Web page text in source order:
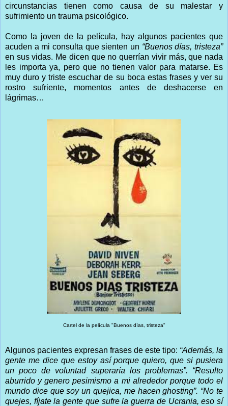
circunstancias tienen como causa de su malestar y
sufrimiento un trauma psicológico.
Como la joven de la película, hay algunos pacientes que
acuden a mi consulta que sienten un “Buenos días, tristeza”
en sus vidas. Me dicen que no querrían vivir más, que nada
les importa ya, pero que no tienen valor para matarse. Es
muy duro y triste escuchar de su boca estas frases y ver su
rostro sufriente, momentos antes de deshacerse en
lágrimas…
Cartel de la película "Buenos días, tristeza"
Algunos pacientes expresan frases de este tipo: “Además, la
gente me dice que estoy así porque quiero, que si pusiera
un poco de voluntad superaría los problemas”. “Resulto
aburrido y genero pesimismo a mi alrededor porque todo el
mundo dice que soy un quejica, me hacen ghosting”. “No te
quejes, fíjate la gente que sufre la guerra de Ucrania, eso sí